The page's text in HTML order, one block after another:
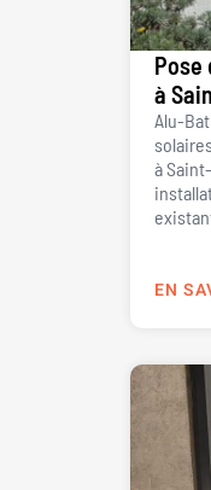
Pose
à
Alu-
à
EN